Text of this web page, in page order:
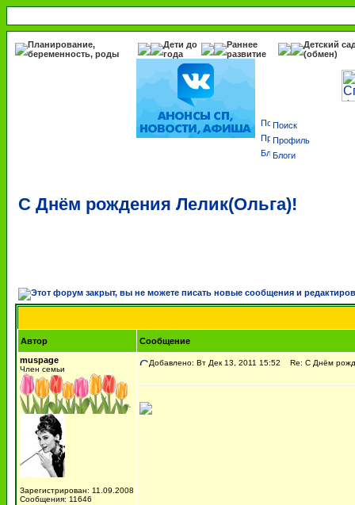
Планирование,
беременность, роды
Дети до
года
Раннее
развитие
Детский
(обмен)
Поиск
Профиль
Блоги
С Днём рождения Лелик(Ольга)!
Автор
Сообщение
muspage
Член семьи
Зарегистрирован: 11.09.2008
Сообщения: 11646
Добавлено: Вт Дек 13, 2011 15:52 Re: С Днём